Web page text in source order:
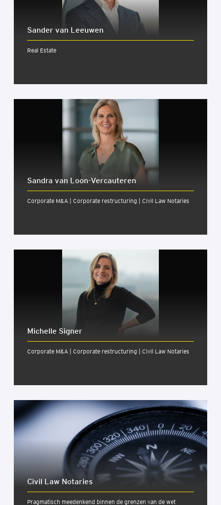
Sander van Leeuwen
Real Estate
Sandra van Loon-Ver­cau­te­ren
Corporate M&A | Corporate restructuring | Civil Law Notaries
Michelle Signer
Corporate M&A | Corporate restructuring | Civil Law Notaries
Civil Law Nota­ries
Pragmatisch meedenkend binnen de grenzen van de wet